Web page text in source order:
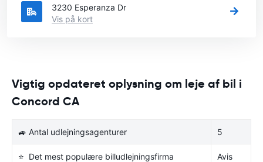
3230 Esperanza Dr
Vis på kort
Vigtig opdateret oplysning om leje af bil i
Concord CA
🚙 Antal udlejningsagenturer 5
⭐ Det mest populære billudlejningsfirma Avis